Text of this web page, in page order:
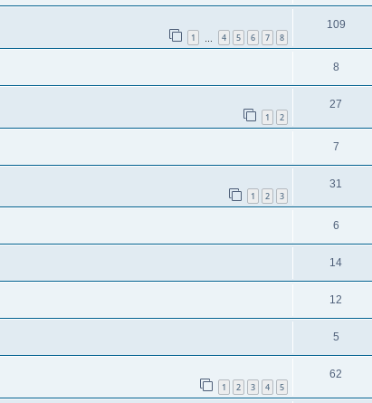
1 4 5 6 7 8
109
8
1 2
27
7
1 2 3
31
6
14
12
5
1 2 3 4 5
62